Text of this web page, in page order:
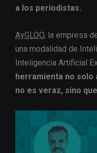
a los periodistas.
AyGLOO, la empresa
una modalidad de
Inteligencia Artificial
herramienta no solo
no es veraz, sino